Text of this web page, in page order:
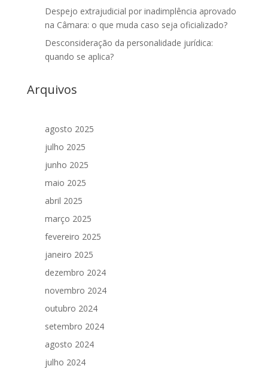
Despejo extrajudicial por inadimplência aprovado
na Câmara: o que muda caso seja oficializado?
Desconsideração da personalidade jurídica:
quando se aplica?
Arquivos
agosto 2025
julho 2025
junho 2025
maio 2025
abril 2025
março 2025
fevereiro 2025
janeiro 2025
dezembro 2024
novembro 2024
outubro 2024
setembro 2024
agosto 2024
julho 2024